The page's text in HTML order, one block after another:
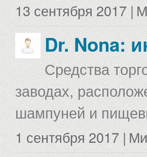
13 сентября 2017 |
Dr. Nona:
Средства
заводах,
шампуней и
1 сентября 2017 |